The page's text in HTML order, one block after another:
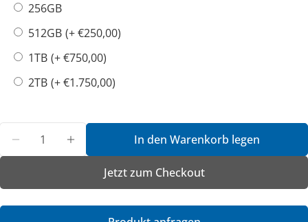
256GB
512GB (+ €250,00)
1TB (+ €750,00)
2TB (+ €1.750,00)
Menge für B360 - Removable PCIe SSD w/
Menge für B360 - Removable PCIe
In den Warenkorb legen
Jetzt zum Checkout
Dieses Produkt teilen
Teilen